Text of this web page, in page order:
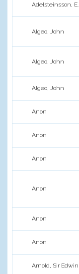
Adelsteinsson, E.
Algeo, John
Algeo, John
Algeo, John
Anon
Anon
Anon
Anon
Anon
Anon
Arnold, Sir Edwin